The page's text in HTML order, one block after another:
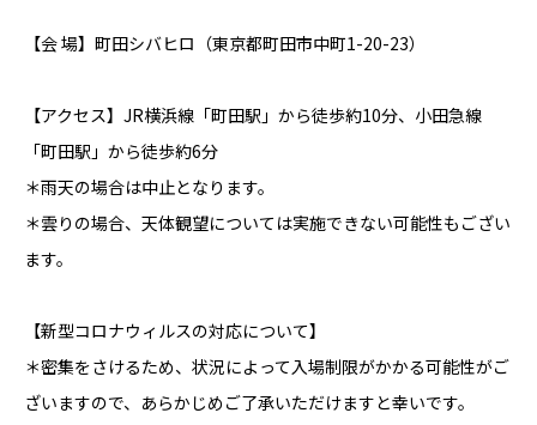
【会 場】町田シバヒロ（東京都町田市中町1-20-23）
【アクセス】JR横浜線「町田駅」から徒歩約10分、小田急線
「町田駅」から徒歩約6分
＊雨天の場合は中止となります。
＊雲りの場合、天体観望については実施できない可能性もござい
ます。
【新型コロナウィルスの対応について】
＊密集をさけるため、状況によって入場制限がかかる可能性がご
ざいますので、あらかじめご了承いただけますと幸いです。